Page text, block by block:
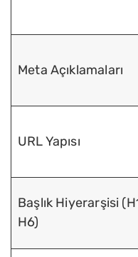
Meta Açıklamaları
URL Yapısı
Başlık Hiyerarşisi
H6)